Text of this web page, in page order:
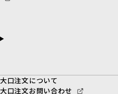
大口注文について
大口注文お問い合わせ